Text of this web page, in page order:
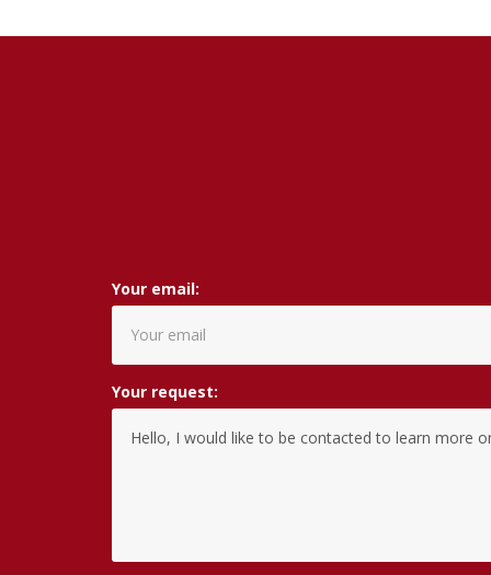
Your email:
Your request: